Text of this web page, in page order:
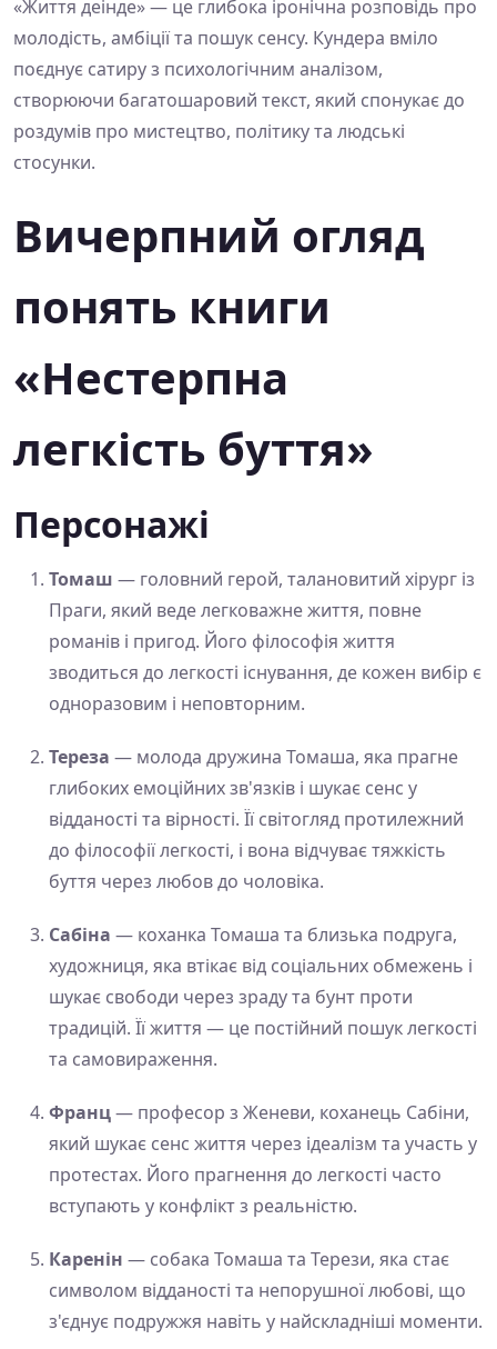
«Життя деінде» — це глибока іронічна розповідь про
молодість, амбіції та пошук сенсу. Кундера вміло
поєднує сатиру з психологічним аналізом,
створюючи багатошаровий текст, який спонукає до
роздумів про мистецтво, політику та людські
стосунки.
Вичерпний огляд
понять книги
«Нестерпна
легкість буття»
Персонажі
Томаш — головний герой, талановитий хірург із
Праги, який веде легковажне життя, повне
романів і пригод. Його філософія життя
зводиться до легкості існування, де кожен вибір є
одноразовим і неповторним.
Тереза — молода дружина Томаша, яка прагне
глибоких емоційних зв'язків і шукає сенс у
відданості та вірності. Її світогляд протилежний
до філософії легкості, і вона відчуває тяжкість
буття через любов до чоловіка.
Сабіна — коханка Томаша та близька подруга,
художниця, яка втікає від соціальних обмежень і
шукає свободи через зраду та бунт проти
традицій. Її життя — це постійний пошук легкості
та самовираження.
Франц— професор з Женеви, коханець Сабіни,
який шукає сенс життя через ідеалізм та участь у
протестах. Його прагнення до легкості часто
вступають у конфлікт з реальністю.
Каренін — собака Томаша та Терези, яка стає
символом відданості та непорушної любові, що
з'єднує подружжя навіть у найскладніші моменти.